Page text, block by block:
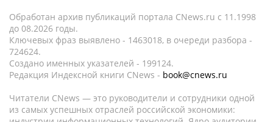
Обработан архив публикаций портала CNews.ru c 11.1998
до 08.2026 годы.
Ключевых фраз выявлено - 1463018, в очереди разбора -
724624.
Создано именных указателей - 199124.
Редакция Индексной книги CNews - book@cnews.ru
Читатели CNews — это руководители и сотрудники одной
из самых успешных отраслей российской экономики: